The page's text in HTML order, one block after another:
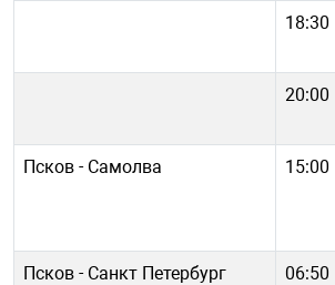
18:30
20:00
Псков - Самолва 15:00
Псков - Санкт Петербург 06:50